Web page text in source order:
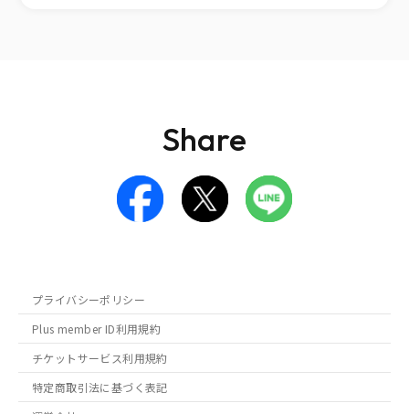
Share
プライバシーポリシー
Plus member ID利用規約
チケットサービス利用規約
特定商取引法に基づく表記